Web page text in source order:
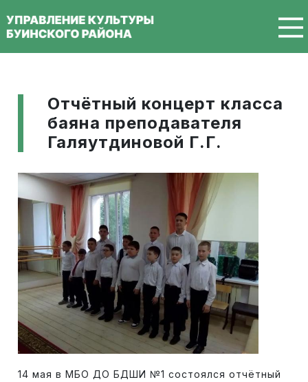
Отчётный концерт класса
баяна преподавателя
Галяутдиновой Г.Г.
14 мая в МБО ДО БДШИ №1 состоялся отчётный